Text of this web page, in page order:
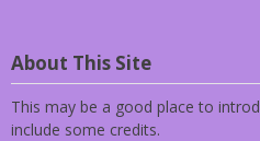
About This Site
This may be a good place to
include some credits.